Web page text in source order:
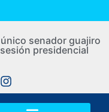
senador guajiro
presidencial